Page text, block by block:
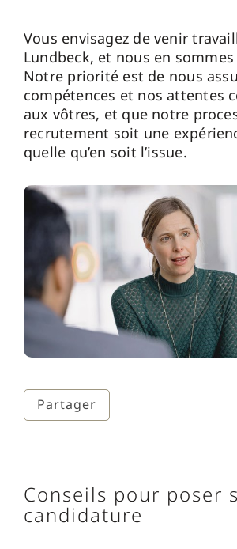
Partager
Vous envisagez de venir
Lundbeck, et nous en
Notre priorité est de nous
compétences et nos attentes
aux vôtres, et que notre
recrutement soit une
quelle qu’en soit l’issue.
Conseils pour poser
candidature